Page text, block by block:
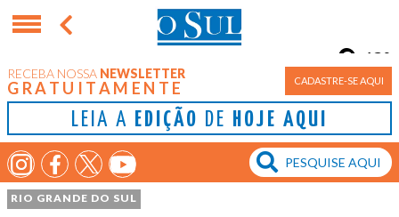
RECEBA NOSSA NEWSLETTER
GRATUITAMENTE CADASTRE-SE AQUI
LEIA A EDIÇÃO DE HOJE AQUI
Porto Alegre
13°
RIO GRANDE DO SUL